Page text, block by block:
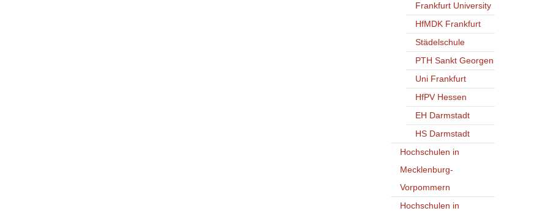
Frankfurt University
HfMDK Frankfurt
Städelschule
PTH Sankt Georgen
Uni Frankfurt
HfPV Hessen
EH Darmstadt
HS Darmstadt
Hochschulen in
Mecklenburg-
Vorpommern
Hochschulen in